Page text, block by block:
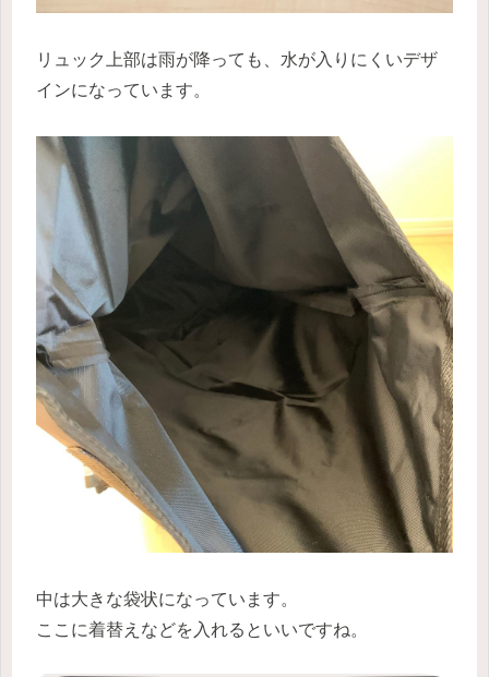
リュック上部は雨が降っても、水が入りにくいデザ
インになっています。
中は大きな袋状になっています。
ここに着替えなどを入れるといいですね。